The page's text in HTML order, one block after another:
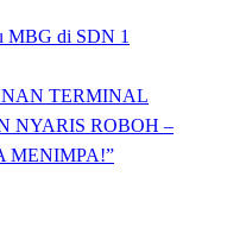
MBG di SDN 1
TERMINAL
NYARIS ROBOH –
MENIMPA!”